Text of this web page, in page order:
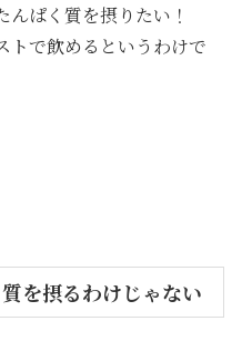
ぱく質を摂りたい！
トで飲めるというわけで
を摂るわけじゃない